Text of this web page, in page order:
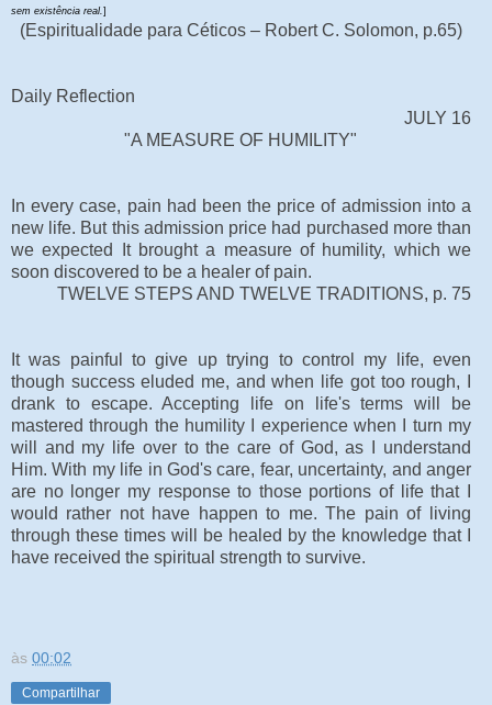
sem existência real. ]
(Espiritualidade para Céticos – Robert C. Solomon, p.65)
Daily Reflection
JULY 16
"A MEASURE OF HUMILITY"
In every case, pain had been the price of admission into a
new life. But this admission price had purchased more than
we expected It brought a measure of humility, which we
soon discovered to be a healer of pain.
TWELVE STEPS AND TWELVE TRADITIONS, p. 75
It was painful to give up trying to control my life, even
though success eluded me, and when life got too rough, I
drank to escape. Accepting life on life's terms will be
mastered through the humility I experience when I turn my
will and my life over to the care of God, as I understand
Him. With my life in God's care, fear, uncertainty, and anger
are no longer my response to those portions of life that I
would rather not have happen to me. The pain of living
through these times will be healed by the knowledge that I
have received the spiritual strength to survive.
às 00:02
Compartilhar